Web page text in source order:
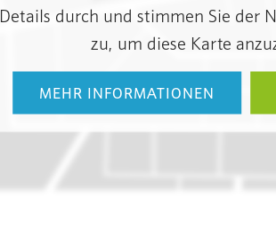
Details durch und stimmen Sie der
zu, um diese Karte
MEHR INFORMATIONEN